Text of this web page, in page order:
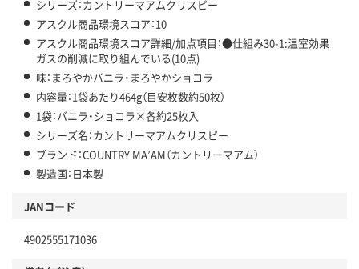
シリーズ：カントリーマアムクリスピー
アスクル商品環境スコア：10
アスクル商品環境スコア詳細/加点項目：●仕組み30-1:温室効果
ガスの削減に取り組んでいる(10点)
味：まろやかバニラ・まろやかショコラ
内容量：1袋あたり464g（目安枚数約50枚）
1袋：バニラ・ショコラ×各約25枚入
シリーズ名：カントリーマアムクリスピー
ブランド：COUNTRY MA’AM（カントリーマアム）
製造国：日本製
JANコード
4902555171036